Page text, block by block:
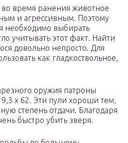
время ранения животное
и агрессивным. Поэтому
необходимо выбирать
учитывать этот факт. Найти
довольно непросто. Для
как гладкоствольное,
оружия патроны
х 62. Эти пули хороши тем,
степень отдачи. Благодаря
быстро убить зверя.